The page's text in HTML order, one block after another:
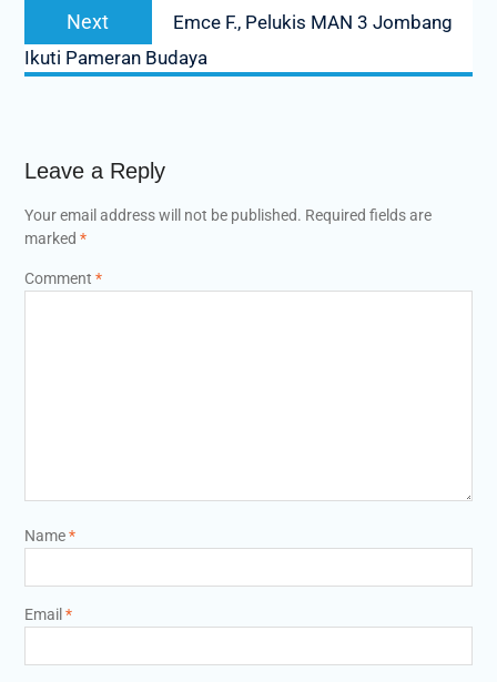
Next
post:
Emce F., Pelukis MAN 3 Jombang
Ikuti Pameran Budaya
Leave a Reply
Your email address will not be published. Required fields are
marked *
Comment *
Name*
Email *